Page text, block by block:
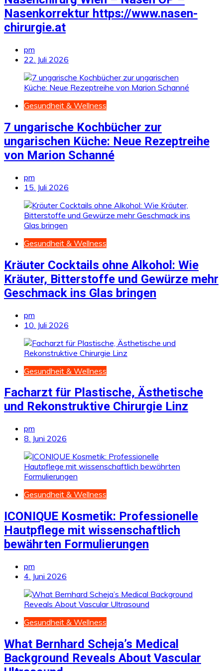
Nasenkorrektur https://www.nasen-
chirurgie.at
pm
22. Juli 2026
Gesundheit & Wellness
7 ungarische Kochbücher zur
ungarischen Küche: Neue Rezeptreihe
von Marion Schanné
pm
15. Juli 2026
Gesundheit & Wellness
Kräuter Cocktails ohne Alkohol: Wie
Kräuter, Bitterstoffe und Gewürze mehr
Geschmack ins Glas bringen
pm
10. Juli 2026
Gesundheit & Wellness
Facharzt für Plastische, Ästhetische
und Rekonstruktive Chirurgie Linz
pm
8. Juni 2026
Gesundheit & Wellness
ICONIQUE Kosmetik: Professionelle
Hautpflege mit wissenschaftlich
bewährten Formulierungen
pm
4. Juni 2026
Gesundheit & Wellness
What Bernhard Scheja’s Medical
Background Reveals About Vascular